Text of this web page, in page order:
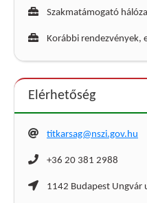
Szakmatámogató
Korábbi rendezvények,
Elérhetőség
titkarsag@nszi.gov.hu
+36 20 381 2988
1142 Budapest Ungvár